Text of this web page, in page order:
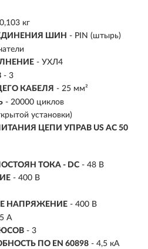
кг
ШИН - PIN (штырь)
- УХЛ4
- 3
КАБЕЛЯ - 25 мм²
- 20000 циклов
установки)
ЦЕПИ УПРАВ US AC 50
ТОКА - DC - 48 В
- 400 В
НАПРЯЖЕНИЕ - 400 В
А
- 3
ПО EN 60898 - 4,5 кА